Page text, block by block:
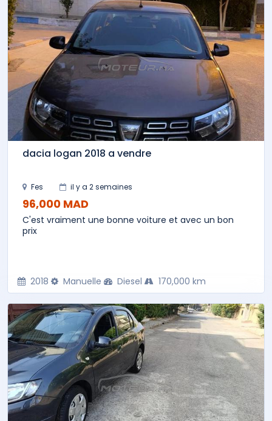
dacia logan 2018 a vendre
Fes il y a 2 semaines
96,000 MAD
C'est vraiment une bonne voiture et avec un bon
prix
2018 Manuelle Diesel 170,000 km